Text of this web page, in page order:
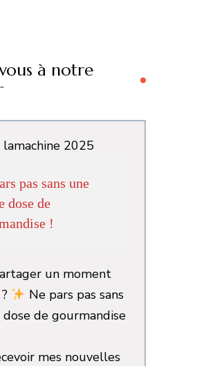
à notre
pas sans une
dose de
!
un moment
Ne pars pas sans
de gourmandise
mes nouvelles